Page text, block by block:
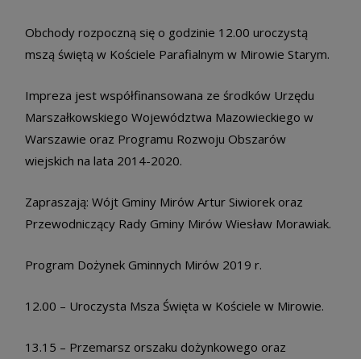
Obchody rozpoczną się o godzinie 12.00 uroczystą
mszą świętą w Kościele Parafialnym w Mirowie Starym.
Impreza jest współfinansowana ze środków Urzędu
Marszałkowskiego Województwa Mazowieckiego w
Warszawie oraz Programu Rozwoju Obszarów
wiejskich na lata 2014-2020.
Zapraszają: Wójt Gminy Mirów Artur Siwiorek oraz
Przewodniczący Rady Gminy Mirów Wiesław Morawiak.
Program Dożynek Gminnych Mirów 2019 r.
12.00 – Uroczysta Msza Święta w Kościele w Mirowie.
13.15 – Przemarsz orszaku dożynkowego oraz